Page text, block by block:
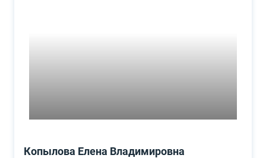
Копылова Елена Владимировна